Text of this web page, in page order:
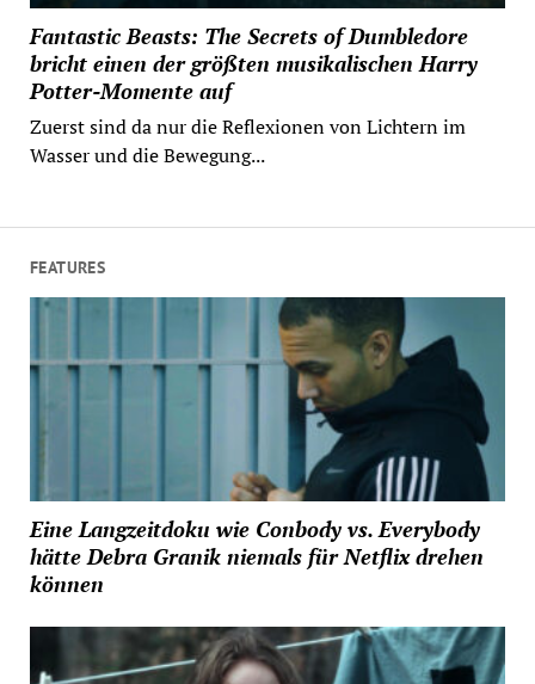
Fantastic Beasts: The Secrets of Dumbledore
bricht einen der größten musikalischen Harry
Potter-Momente auf
Zuerst sind da nur die Reflexionen von Lichtern im
Wasser und die Bewegung...
FEATURES
Eine Langzeitdoku wie Conbody vs. Everybody
hätte Debra Granik niemals für Netflix drehen
können